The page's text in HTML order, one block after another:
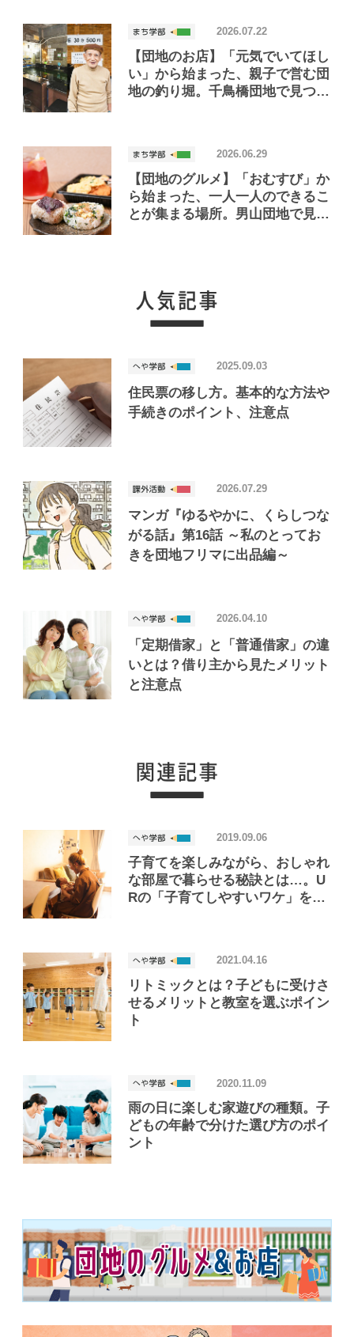
【団地のお店】「元気でいてほし
い」から始まった、親子で営む団
地の釣り堀。千鳥橋団地で見つけ
2026.07.22
【団地のグルメ】「おむすび」か
ら始まった、一人一人のできるこ
とが集まる場所。男山団地で見つ
2026.06.29
住民票の移し方。基本的な方法や
手続きのポイント、注意点
2025.09.03
マンガ『ゆるやかに、くらしつな
がる話』第16話 ～私のとってお
きを団地フリマに出品編～
2026.07.29
「定期借家」と「普通借家」の違
いとは？借り主から見たメリット
と注意点
2026.04.10
子育てを楽しみながら、おしゃれ
な部屋で暮らせる秘訣とは…。U
Rの「子育てしやすいワケ」を探
2019.09.06
リトミックとは？子どもに受けさ
せるメリットと教室を選ぶポイン
ト
2021.04.16
雨の日に楽しむ家遊びの種類。子
どもの年齢で分けた選び方のポイ
ント
2020.11.09